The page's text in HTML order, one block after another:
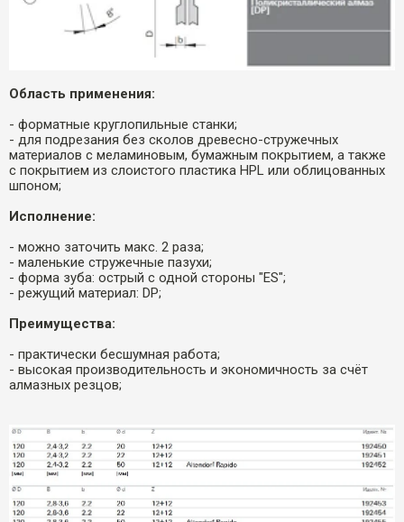
Область применения:
- форматные круглопильные станки;
- для подрезания без сколов древесно-стружечных
материалов с меламиновым, бумажным покрытием, а также
с покрытием из слоистого пластика HPL или облицованных
шпоном;
Исполнение:
- можно заточить макс. 2 раза;
- маленькие стружечные пазухи;
- форма зуба: острый с одной стороны "ES";
- режущий материал: DP;
Преимущества:
- практически бесшумная работа;
- высокая производительность и экономичность за счëт
алмазных резцов;